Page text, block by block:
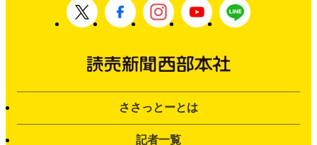
ささっとーとは
記者一覧